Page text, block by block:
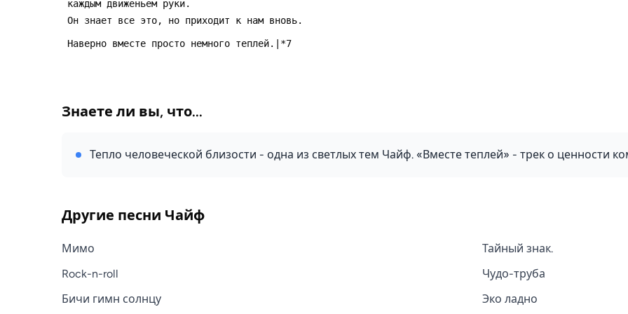
каждым движеньем руки.
Он знает все это, но приходит к нам вновь.
Наверно вместе просто немного теплей.|*7
Знаете ли вы, что...
Тепло человеческой близости - одна из светлых тем Чайф. «Вместе теплей» - трек о ценности
Другие песни Чайф
Мимо
Rock-n-roll
Бичи гимн солнцу
Тайный знак.
Чудо-труба
Эко ладно